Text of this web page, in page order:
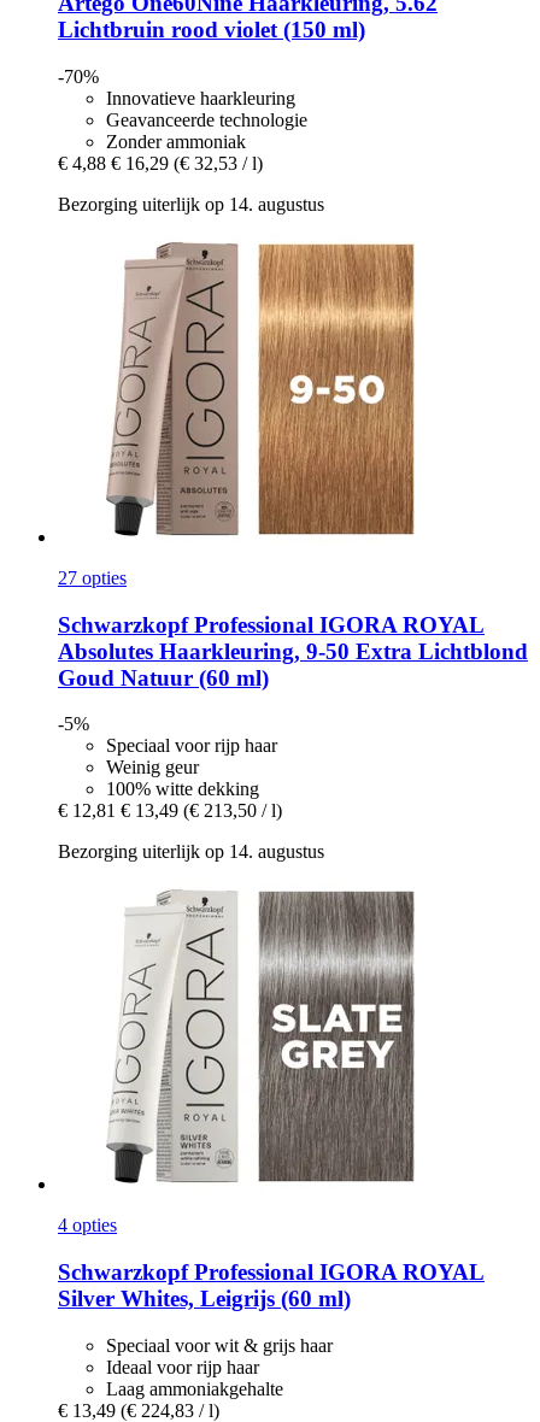
Lichtbruin rood violet (150 ml)
-70%
Innovatieve haarkleuring
Geavanceerde technologie
Zonder ammoniak
€ 4,88 € 16,29 (€ 32,53 / l)
Bezorging uiterlijk op 14. augustus
27 opties
Schwarzkopf Professional IGORA ROYAL
Absolutes Haarkleuring, 9-​50 Extra Lichtblond
Goud Natuur (60 ml)
-5%
Speciaal voor rijp haar
Weinig geur
100% witte dekking
€ 12,81 € 13,49 (€ 213,50 / l)
Bezorging uiterlijk op 14. augustus
4 opties
Schwarzkopf Professional IGORA ROYAL
Silver Whites, Leigrijs (60 ml)
Speciaal voor wit & grijs haar
Ideaal voor rijp haar
Laag ammoniakgehalte
€ 13,49 (€ 224,83 / l)